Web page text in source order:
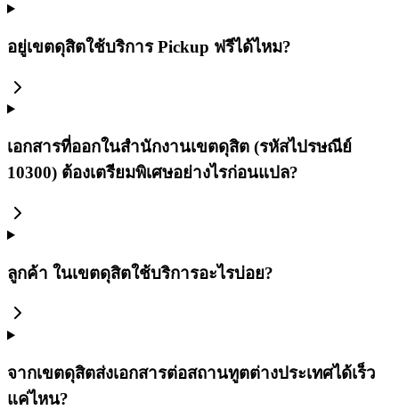
อยู่เขตดุสิตใช้บริการ Pickup ฟรีได้ไหม?
เอกสารที่ออกในสำนักงานเขตดุสิต (รหัสไปรษณีย์
10300) ต้องเตรียมพิเศษอย่างไรก่อนแปล?
ลูกค้า ในเขตดุสิตใช้บริการอะไรบ่อย?
จากเขตดุสิตส่งเอกสารต่อสถานทูตต่างประเทศได้เร็ว
แค่ไหน?